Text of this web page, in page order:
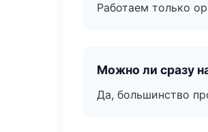
Работаем только
Можно ли сразу
Да, большинство